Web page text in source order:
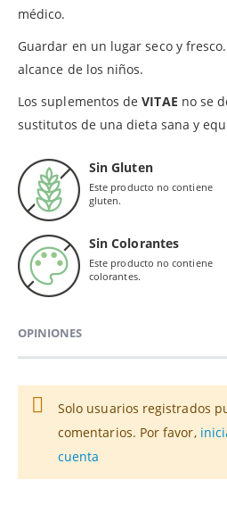
médico.
Guardar en un lugar seco y
alcance de los niños.
Los suplementos deVITAE no se
sustitutos de una dieta sana y
Sin Gluten
Este producto no contiene
gluten.
Sin Colorantes
Este producto no contiene
colorantes.
OPINIONES
Solo usuarios registrados
comentarios. Por favor,
cuenta